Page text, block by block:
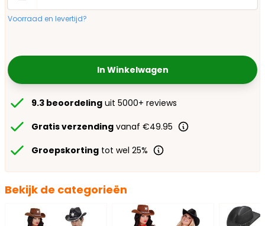
Voorraad en levertijd?
In Winkelwagen
9.3 beoordeling uit 5000+ reviews
Gratis verzending vanaf €49.95
Groepskorting tot wel 25%
Bekijk de categorieën